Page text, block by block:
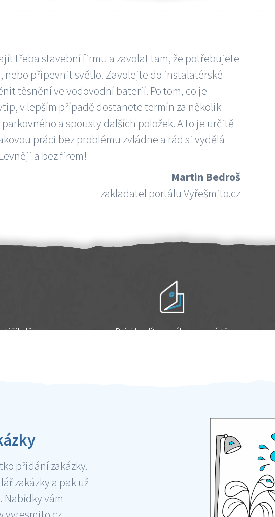
třeba stavební firmu a zavolat tam, že potřebujete
nebo připevnit světlo. Zavolejte do instalatérské
těsnění ve vodovodní baterií. Po tom, co je
v lepším případě dostanete termín za několik
a spousty dalších položek. A to je určitě
práci bez problému zvládne a rád si vydělá
a bez firem!
Martin Bedroš
zakladatel portálu Vyřešmito.cz
šikulů Práci hradíte po výkonu na místě
přidání zakázky.
zakázky a pak už
Nabídky vám